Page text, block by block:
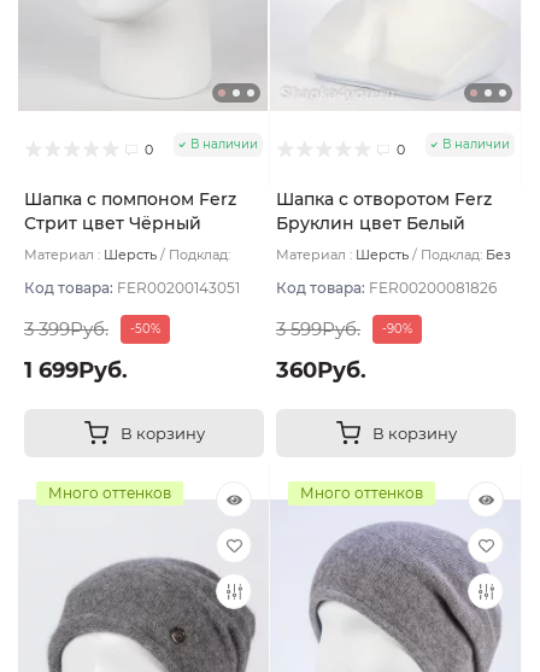
0 В наличии
Шапка с помпоном Ferz
Стрит цвет Чёрный
Материал : Шерсть
Подклад:
Код товара: FER00200143051
3 399Руб. -50%
1 699Руб.
В корзину
0 В наличии
Шапка с отворотом Ferz
Бруклин цвет Белый
Материал : Шерсть Подклад: Без
Код товара: FER00200081826
3 599Руб. -90%
360Руб.
В корзину
Много оттенков Много оттенков